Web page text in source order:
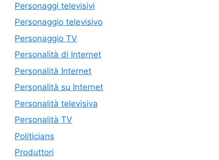
Personaggi televisivi
Personaggio televisivo
Personaggio TV
Personalità di Internet
Personalità Internet
Personalità su Internet
Personalità televisiva
Personalità TV
Politicians
Produttori